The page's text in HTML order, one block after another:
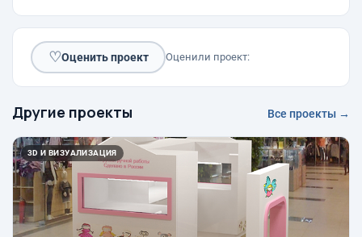
♡Оценить проект Оценили проект:
Другие проекты Все проекты →
3D И ВИЗУАЛИЗАЦИЯ